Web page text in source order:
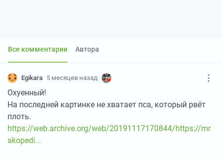
Все комментарии Автора
Egikara 5 месяцев назад
Охуенный!
На последней картинке не хватает пса, который рвёт
плоть.
https://web.archive.org/web/20191117170844/https://mr
akopedi...